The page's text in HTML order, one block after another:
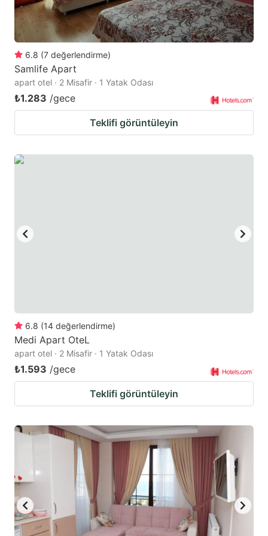
to
get
the
keyboard
shortcuts
for
changing
dates.
to
get
the
changing
dates.
6.8 (7 değerlendirme)
Samlife Apart
apart otel · 2 Misafir · 1 Yatak Odası
₺1.283 /gece
Teklifi görüntüleyin
6.8 (14 değerlendirme)
Medi Apart OteL
apart otel · 2 Misafir · 1 Yatak Odası
₺1.593 /gece
Teklifi görüntüleyin